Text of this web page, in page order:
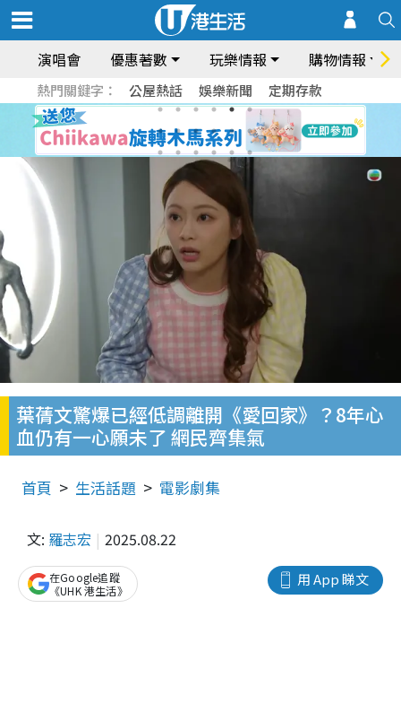
演唱會 優惠著數 玩樂情報 購物情報
熱門關鍵字： 公屋熱話 娛樂新聞 定期存款
葉蒨文驚爆已經低調離開《愛回家》？8年心
血仍有一心願未了 網民齊集氣
首頁 生活話題 電影劇集
文: 羅志宏 2025.08.22
用 App 睇文
在Google追蹤
《UHK 港生活》